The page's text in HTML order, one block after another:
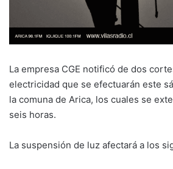
La empresa CGE notificó de dos
electricidad que se efectuarán este
la comuna de Arica, los cuales se
seis horas.
La suspensión de luz afectará a los